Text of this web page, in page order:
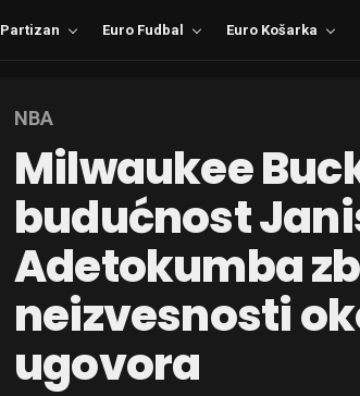
Partizan Euro Fudbal Euro Košarka
NBA
Milwaukee
budućnost
Adetokumba
neizvesnosti
ugovora